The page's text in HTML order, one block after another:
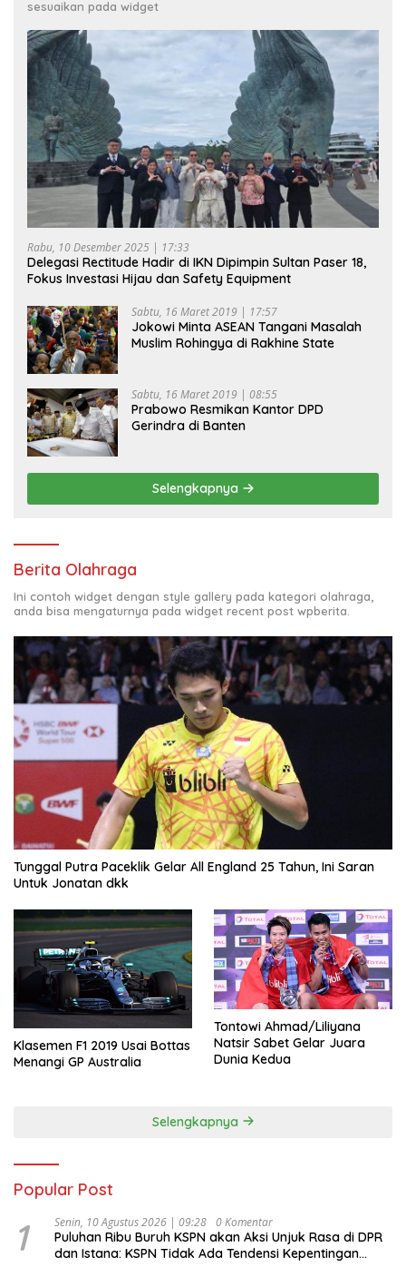
sesuaikan pada widget
Rabu, 10 Desember 2025 | 17:33
Delegasi Rectitude Hadir di IKN Dipimpin Sultan Paser 18,
Fokus Investasi Hijau dan Safety Equipment
Sabtu, 16 Maret 2019 | 17:57
Jokowi Minta ASEAN Tangani Masalah
Muslim Rohingya di Rakhine State
Sabtu, 16 Maret 2019 | 08:55
Prabowo Resmikan Kantor DPD
Gerindra di Banten
Selengkapnya
Berita Olahraga
Ini contoh widget dengan style gallery pada kategori olahraga,
anda bisa mengaturnya pada widget recent post wpberita.
Tunggal Putra Paceklik Gelar All England 25 Tahun, Ini Saran
Untuk Jonatan dkk
Klasemen F1 2019 Usai Bottas
Menangi GP Australia
Tontowi Ahmad/Liliyana
Natsir Sabet Gelar Juara
Dunia Kedua
Selengkapnya
Popular Post
1 Senin, 10 Agustus 2026 | 09:28 0 Komentar
Puluhan Ribu Buruh KSPN akan Aksi Unjuk Rasa di DPR
dan Istana: KSPN Tidak Ada Tendensi Kepentingan